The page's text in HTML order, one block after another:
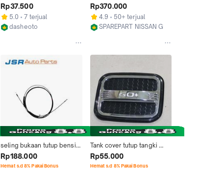
2019 Tutup Tangki Bahan
Bakar Bensin Solar Fuel
Tank Cap
Rp37.500
5.0
7 terjual
dasheoto
Tonjokan Knob Pembuka
Tutup Tangki Bensin Nissan
Rp370.000
4.9
50+ terjual
SPAREPART NISSAN GENUINE
seling bukaan tutup bensin
datsun go plus 3 baris
original
Rp188.000
Hemat s.d 8% Pakai Bonus
Tank cover tutup tangki
bensin mobil Datsun Go
luxury black chrome
Rp55.000
Hemat s.d 8% Pakai Bonus